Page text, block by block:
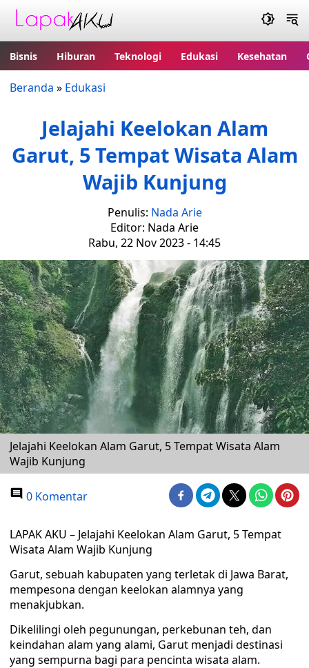
Bisnis Hiburan Teknologi Edukasi Kesehatan
Beranda » Edukasi
Jelajahi Keelokan Alam
Garut, 5 Tempat Wisata Alam
Wajib Kunjung
Penulis: Nada Arie
Editor: Nada Arie
Rabu, 22 Nov 2023 - 14:45
Jelajahi Keelokan Alam Garut, 5 Tempat Wisata Alam
Wajib Kunjung
0 Komentar
LAPAK AKU – Jelajahi Keelokan Alam Garut, 5 Tempat
Wisata Alam Wajib Kunjung
Garut, sebuah kabupaten yang terletak di Jawa Barat,
mempesona dengan keelokan alamnya yang
menakjubkan.
Dikelilingi oleh pegunungan, perkebunan teh, dan
keindahan alam yang alami, Garut menjadi destinasi
yang sempurna bagi para pencinta wisata alam.